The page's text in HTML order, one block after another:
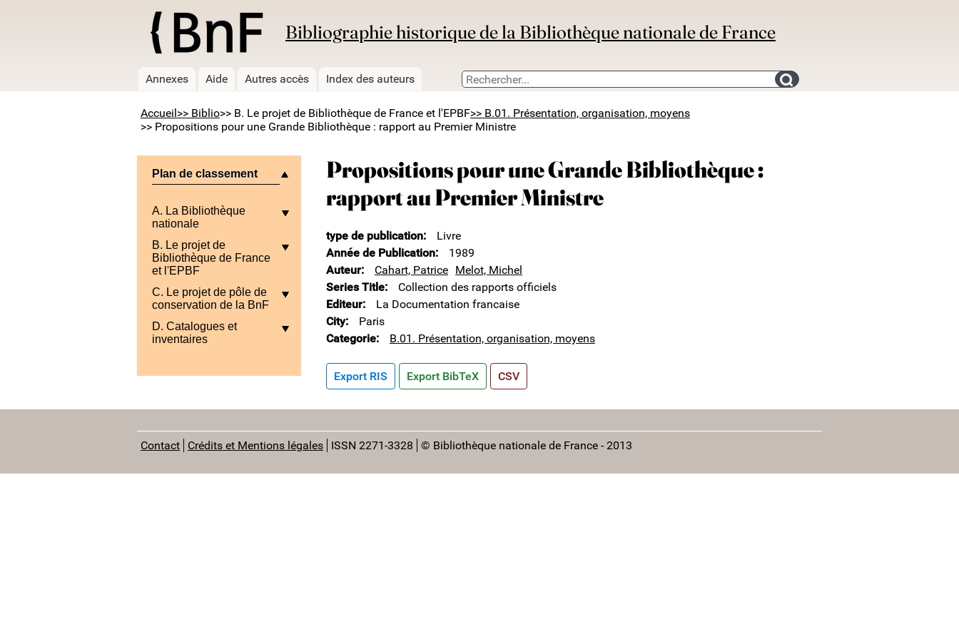
Bibliographie historique de la Bibliothèque nationale de France
Annexes Aide Autres accès Index des auteurs Search for an bibliography
Accueil >> Biblio>> B. Le projet de Bibliothèque de France et l'EPBF>> B.01. Présentation, organisation, moyens
>> Propositions pour une Grande Bibliothèque : rapport au Premier Ministre
Plan de classement
A. La Bibliothèque
nationale
B. Le projet de
Bibliothèque de France
et l'EPBF
C. Le projet de pôle de
conservation de la BnF
D. Catalogues et
inventaires
Propositions pour une Grande Bibliothèque :
rapport au Premier Ministre
type de publication
Livre
Année de Publication
1989
Auteur
Cahart, Patrice Melot, Michel
Series Title
Collection des rapports officiels
Editeur
La Documentation francaise
City
Paris
Categorie
B.01. Présentation, organisation, moyens
Export RIS Export BibTeX CSV
Contact Crédits et Mentions légales ISSN 2271-3328 © Bibliothèque nationale de France - 2013